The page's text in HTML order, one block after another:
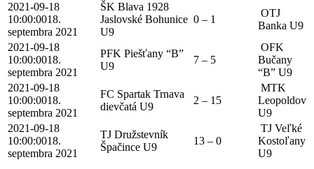
2021-09-18
10:00:0018.
septembra 2021
ŠK Blava 1928
Jaslovské Bohunice
U9
0 – 1
OTJ
Banka U9
2021-09-18
10:00:0018.
septembra 2021
PFK Piešťany “B”
U9
7 – 5
OFK
Bučany
“B” U9
2021-09-18
10:00:0018.
septembra 2021
FC Spartak Trnava
dievčatá U9
2 – 15
MTK
Leopoldov
U9
2021-09-18
10:00:0018.
septembra 2021
TJ Družstevník
Špačince U9
13 – 0
TJ Veľké
Kostoľany
U9